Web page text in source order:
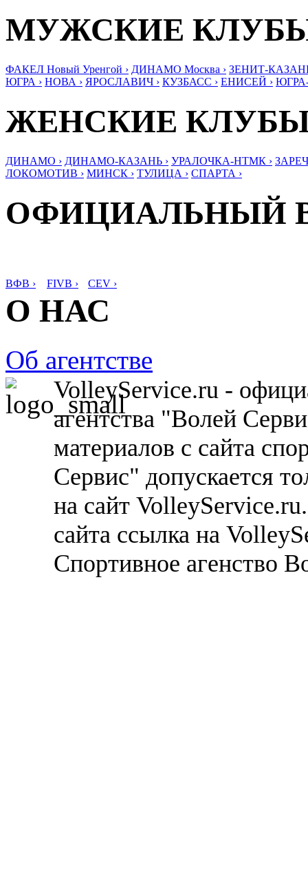
МУЖСКИЕ
ФАКЕЛ Новый Уренгой › ДИНАМО Москва › ЗЕНИТ-
ЮГРА › НОВА › ЯРОСЛАВИЧ › КУЗБАСС › ЕНИСЕЙ ›
ЖЕНСКИЕ
ДИНАМО › ДИНАМО-КАЗАНЬ › УРАЛОЧКА-НТМК ›
ЛОКОМОТИВ › МИНСК › ТУЛИЦА › СПАРТА ›
ОФИЦИАЛЬНЫЙ
ВФВ › FIVB › CEV ›
О НАС
Об агентстве
VolleyService.ru -
агентства "Волей
материалов с сайта
Сервис" допускается
на сайт
сайта ссылка на
Спортивное агенство